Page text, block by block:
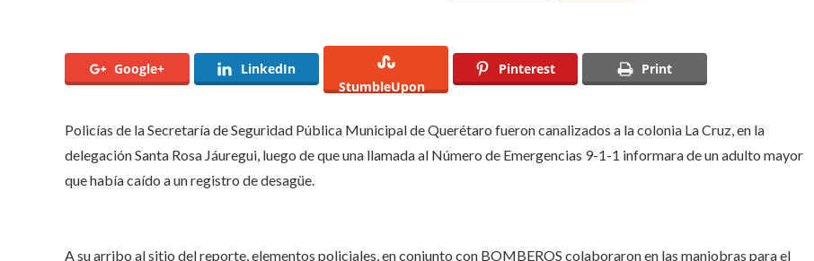
adulto
mayor
había
a
un
registro
Google+
LinkedIn
StumbleUpon
Pinterest Print
Policías de la Secretaría de Seguridad Pública Municipal de Querétaro fueron canalizados a la colonia La Cruz, en la
delegación Santa Rosa Jáuregui, luego de que una llamada al Número de Emergencias 9-1-1 informara de un adulto mayor
que había caído a un registro de desagüe.
A su arribo al sitio del reporte, elementos policiales, en conjunto con BOMBEROS colaboraron en las maniobras para el